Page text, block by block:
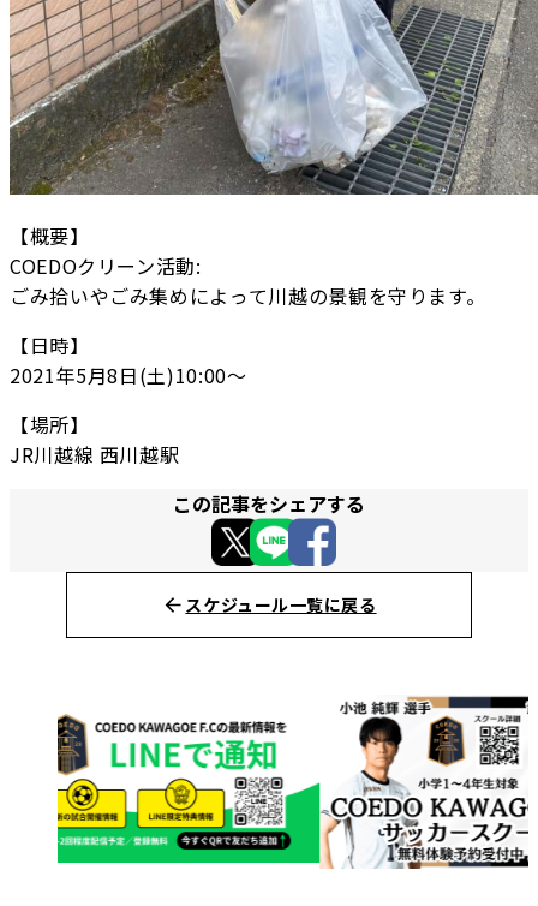
【概要】
COEDOクリーン活動:
ごみ拾いやごみ集めによって川越の景観を守ります。
【日時】
2021年5月8日(土)10:00〜
【場所】
JR川越線 西川越駅
この記事をシェアする
スケジュール一覧に戻る